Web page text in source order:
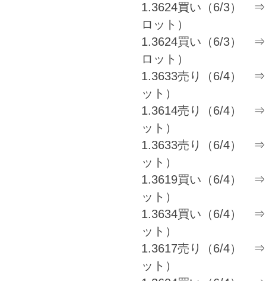
1.3624買い（6/3） ⇒
ロット）
1.3624買い（6/3） ⇒
ロット）
1.3633売り（6/4） ⇒
ット）
1.3614売り（6/4） ⇒
ット）
1.3633売り（6/4） ⇒
ット）
1.3619買い（6/4） ⇒
ット）
1.3634買い（6/4） ⇒
ット）
1.3617売り（6/4） ⇒
ット）